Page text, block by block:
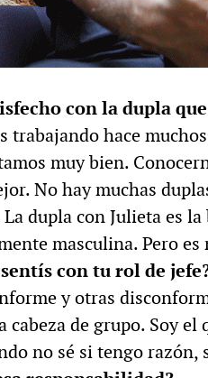
con la dupla
trabajando hace
muy bien.
No hay muchas
dupla con Julieta es
masculina. Pero es
con tu rol de
y otras
cabeza de grupo. Soy
no sé si tengo razón,